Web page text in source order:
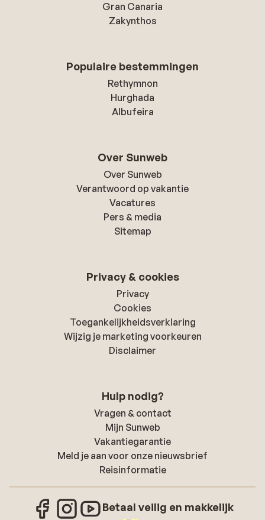
Gran Canaria
Zakynthos
Populaire bestemmingen
Rethymnon
Hurghada
Albufeira
Over Sunweb
Over Sunweb
Verantwoord op vakantie
Vacatures
Pers & media
Sitemap
Privacy & cookies
Privacy
Cookies
Toegankelijkheidsverklaring
Wijzig je marketing voorkeuren
Disclaimer
Hulp nodig?
Vragen & contact
Mijn Sunweb
Vakantiegarantie
Meld je aan voor onze nieuwsbrief
Reisinformatie
Betaal veilig en makkelijk